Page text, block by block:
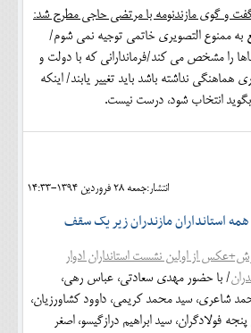
و گوی مازندنومه با مرتضی حاجی مطرح شد:
به ممنوع التصویری خاتمی توجیه نمی شوم/
را مشخص می کند/فرماندارانی که با دولت و
نداشته باشد باید تغییر یابند/ اینکه
انتخاب شود، درست نیست.
انتشار:جمعه 28 فروردين 1394-14:33
همه استانداران مازندران زیر یک سقف
از اولین نشست استانداران ادوار
/ با حضور مهدی سعادتی، عباس رهی،
شاعری، سید محمد کریمی، داوود کشاورزیان،
فولادگران، سید ابراهیم درازگیسو، اصغر